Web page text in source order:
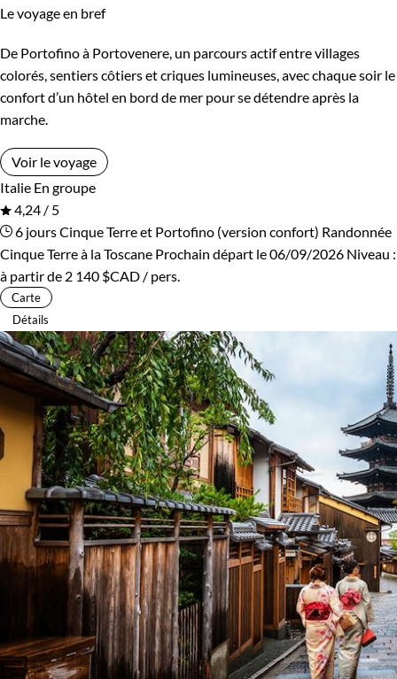
Le voyage en bref
De Portofino à Portovenere, un parcours actif entre villages
colorés, sentiers côtiers et criques lumineuses, avec chaque soir le
confort d’un hôtel en bord de mer pour se détendre après la
marche.
Voir le voyage
Italie En groupe
4,24 / 5
6 joursCinque Terre et Portofino (version confort) Randonnée
Cinque Terre à la Toscane Prochain départ le 06/09/2026 Niveau :
à partir de 2 140 $CAD / pers.
Carte
Détails